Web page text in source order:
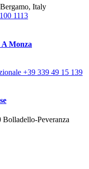
Italy
1113
Monza
+39 339 49 15 139
Peveranza